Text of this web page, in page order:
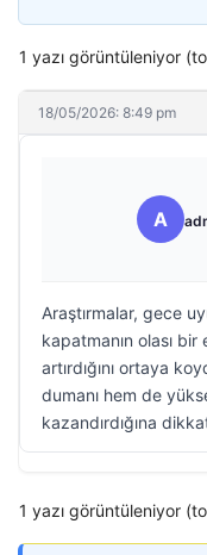
1 yazı görüntüleniyor
18/05/2026: 8:49 pm
A
Araştırmalar, gece
kapatmanın olası bir
artırdığını ortaya
dumanı hem de
kazandırdığına
1 yazı görüntüleniyor